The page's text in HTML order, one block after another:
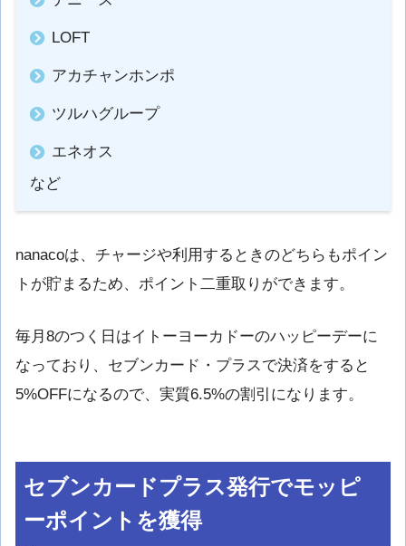
LOFT
アカチャンホンポ
ツルハグループ
エネオス
など
nanacoは、チャージや利用するときのどちらもポイン
トが貯まるため、ポイント二重取りができます。
毎月8のつく日はイトーヨーカドーのハッピーデーに
なっており、セブンカード・プラスで決済をすると
5%OFFになるので、実質6.5%の割引になります。
セブンカードプラス発行でモッピ
ーポイントを獲得